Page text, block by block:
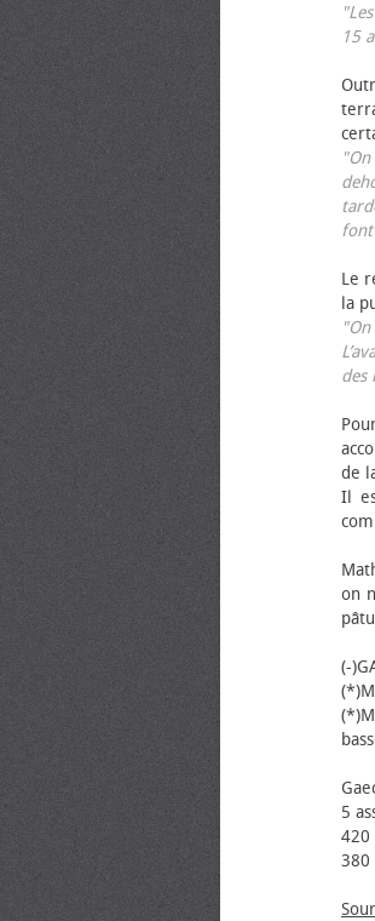
15
font
Le
la
des
de
Il
on
(-
5
420
380